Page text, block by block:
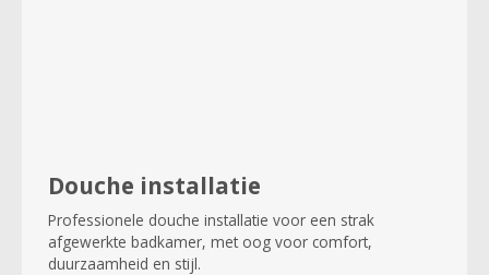
Douche installatie
Professionele douche installatie voor een strak
afgewerkte badkamer, met oog voor comfort,
duurzaamheid en stijl.